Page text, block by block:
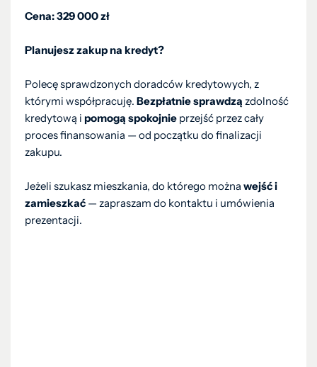
Cena: 329 000 zł
Planujesz zakup na kredyt?
Polecę sprawdzonych doradców kredytowych, z
którymi współpracuję. Bezpłatnie sprawdzą zdolność
kredytową i pomogą spokojnie przejść przez cały
proces finansowania — od początku do finalizacji
zakupu.
Jeżeli szukasz mieszkania, do którego można wejść i
zamieszkać — zapraszam do kontaktu i umówienia
prezentacji.